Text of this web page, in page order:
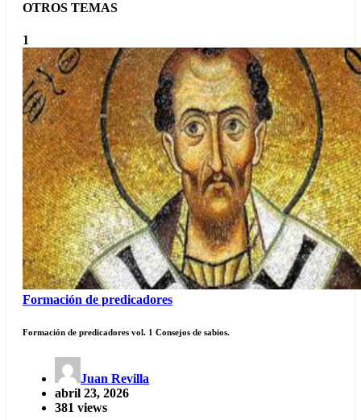
OTROS TEMAS
1
Formación de predicadores
Formación de predicadores vol. 1 Consejos de sabios.
Juan Revilla
abril 23, 2026
381 views